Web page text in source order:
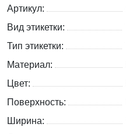
Артикул:
Вид этикетки:
Тип этикетки:
Материал:
Цвет:
Поверхность:
Ширина: